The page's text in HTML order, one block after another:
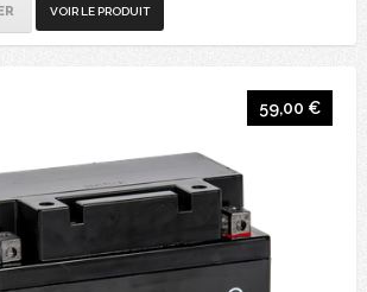
VOIR LE PRODUIT
59,00 €